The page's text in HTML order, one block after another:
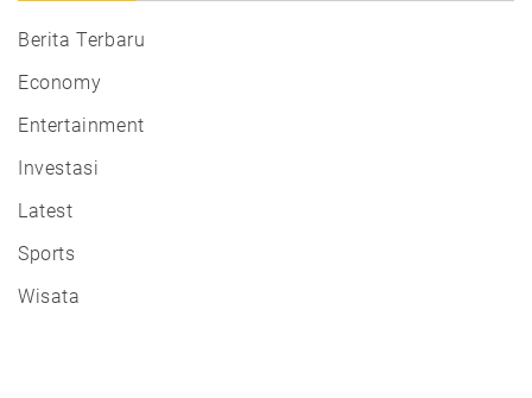
Berita Terbaru
Economy
Entertainment
Investasi
Latest
Sports
Wisata